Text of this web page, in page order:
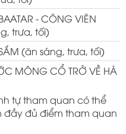
- CÔNG VIÊN
trưa, tối)
(ăn sáng, trưa, tối)
MÔNG CỔ TRỞ VỀ HÀ
tự tham quan có thể
đủ điểm tham quan